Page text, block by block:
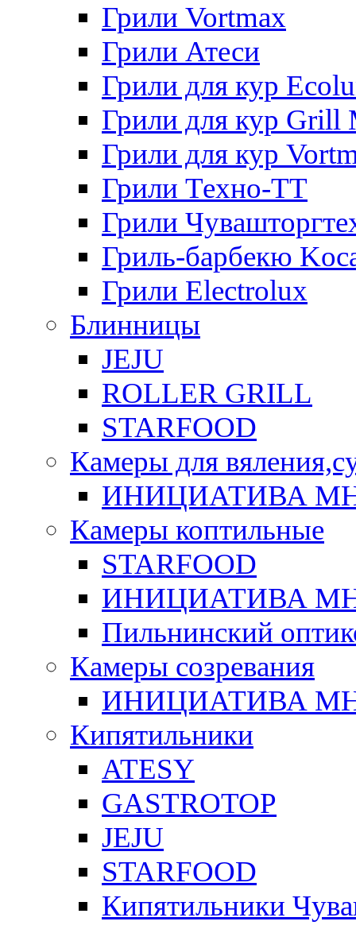
Грили Vortmax
Грили Атеси
Грили для кур
Грили для кур Grill
Грили для кур
Грили Техно-ТТ
Грили
Гриль-барбекю
Грили Electrolux
Блинницы
JEJU
ROLLER GRILL
STARFOOD
Камеры для
ИНИЦИАТИВА
Камеры коптильные
STARFOOD
ИНИЦИАТИВА
Пильнинский
Камеры созревания
ИНИЦИАТИВА
Кипятильники
ATESY
GASTROTOP
JEJU
STARFOOD
Кипятильники